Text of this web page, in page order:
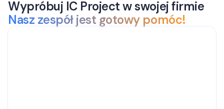
Wypróbuj IC Project w swojej firmie
Nasz zespół jest gotowy pomóc!